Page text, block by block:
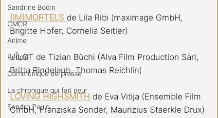
Sandrine Bodin
CMCR
Anime
People
Communiqué de presse
La chronique qui fait peur
Sandro Paulo
(IM)MORTELS de Lila Ribi (maximage GmbH,
Brigitte Hofer, Cornelia Seitler)
L'ÎLOT de Tizian Büchi (Alva Film Production Sàrl,
Britta Rindelaub, Thomas Reichlin)
LOVING HIGHSMITH de Eva Vitija (Ensemble Film
GmbH, Franziska Sonder, Maurizius Staerkle Drux)